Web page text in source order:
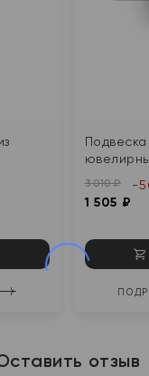
3 010 ₽
1 505 ₽
-
отзыв